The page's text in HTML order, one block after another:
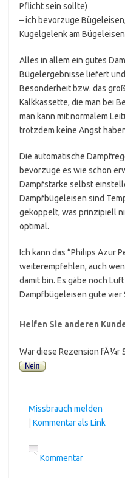
Pflicht sein sollte)
– ich bevorzuge
Kugelgelenk am
Alles in allem ein gutes
Bügelergebnisse liefert
Besonderheit bzw. das
Kalkkassette, die man bei
man kann mit normalem
trotzdem keine Angst
Die automatische
bevorzuge es wie schon
Dampfstärke selbst
Dampfbügeleisen sind
gekoppelt, was prinzipiell
optimal.
Ich kann das “Philips Azur
weiterempfehlen, auch
damit bin. Es gäbe noch
Dampfbügeleisen gute vier
Helfen Sie anderen
War diese Rezension fÃ¼r
Missbrauch melden
Kommentar als Link
Kommentar